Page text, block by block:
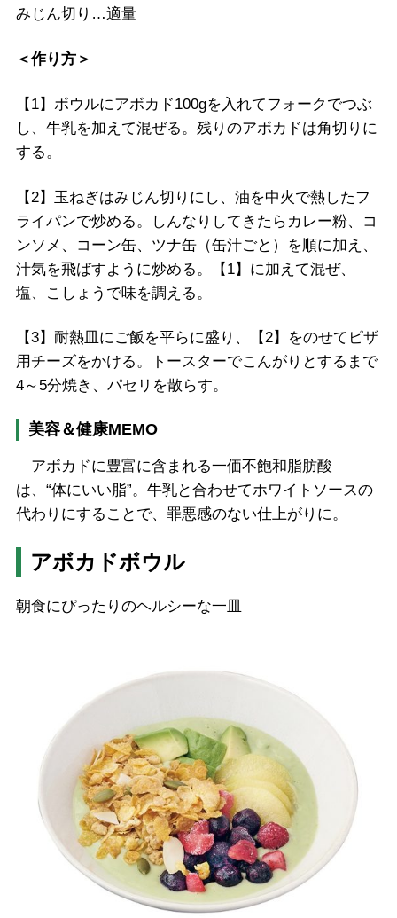
みじん切り…適量
＜作り方＞
【1】ボウルにアボカド100gを入れてフォークでつぶ
し、牛乳を加えて混ぜる。残りのアボカドは角切りに
する。
【2】玉ねぎはみじん切りにし、油を中火で熱したフ
ライパンで炒める。しんなりしてきたらカレー粉、コ
ンソメ、コーン缶、ツナ缶（缶汁ごと）を順に加え、
汁気を飛ばすように炒める。【1】に加えて混ぜ、
塩、こしょうで味を調える。
【3】耐熱皿にご飯を平らに盛り、【2】をのせてピザ
用チーズをかける。トースターでこんがりとするまで
4～5分焼き、パセリを散らす。
美容＆健康MEMO
アボカドに豊富に含まれる一価不飽和脂肪酸
は、“体にいい脂”。牛乳と合わせてホワイトソースの
代わりにすることで、罪悪感のない仕上がりに。
アボカドボウル
朝食にぴったりのヘルシーな一皿